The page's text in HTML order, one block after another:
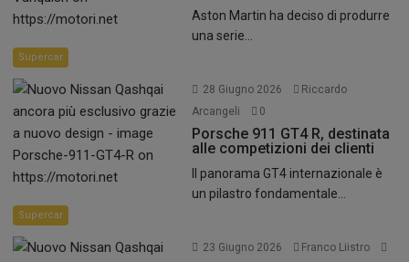
Aston Martin ha deciso di produrre
una serie...
Supercar
28 Giugno 2026
Riccardo
Arcangeli
0
Porsche 911 GT4 R, destinata
alle competizioni dei clienti
Il panorama GT4 internazionale è
un pilastro fondamentale...
Supercar
23 Giugno 2026
Franco Liistro